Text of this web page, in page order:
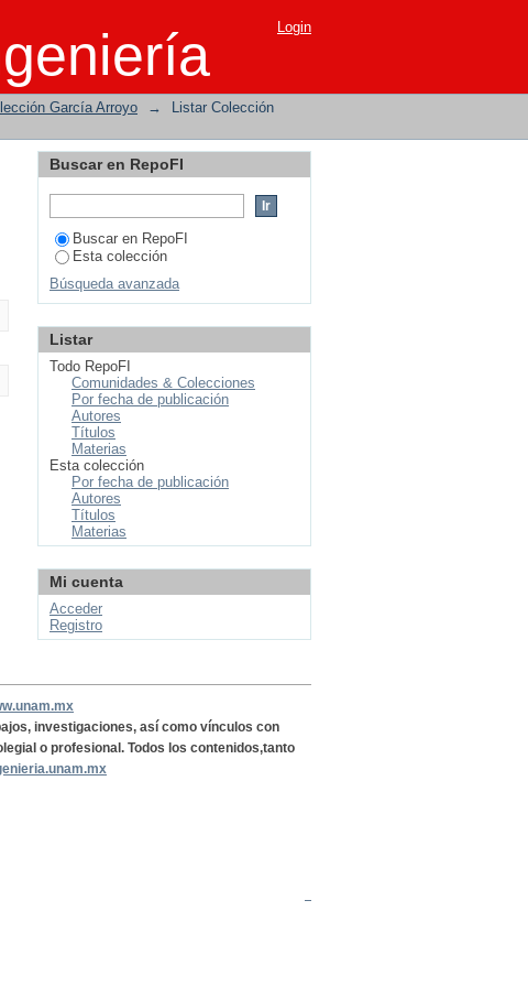
Login
García Arroyo →
Listar Colección
Buscar en RepoFI
Buscar en RepoFI
Esta colección
Búsqueda avanzada
Listar
Todo RepoFI
Comunidades & Colecciones
Por fecha de publicación
Autores
Títulos
Materias
Esta colección
Por fecha de publicación
Autores
Títulos
Materias
Mi cuenta
Acceder
Registro
investigaciones, así como vínculos con
o profesional. Todos los contenidos,tanto